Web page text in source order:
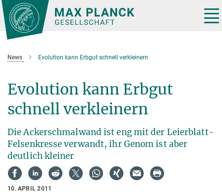
Hauptinhalt
News Evolution kann Erbgut schnell verkleinern
Evolution kann Erbgut
schnell verkleinern
Die Ackerschmalwand ist eng mit der Leierblatt-
Felsenkresse verwandt, ihr Genom ist aber
deutlich kleiner
10. APRIL 2011